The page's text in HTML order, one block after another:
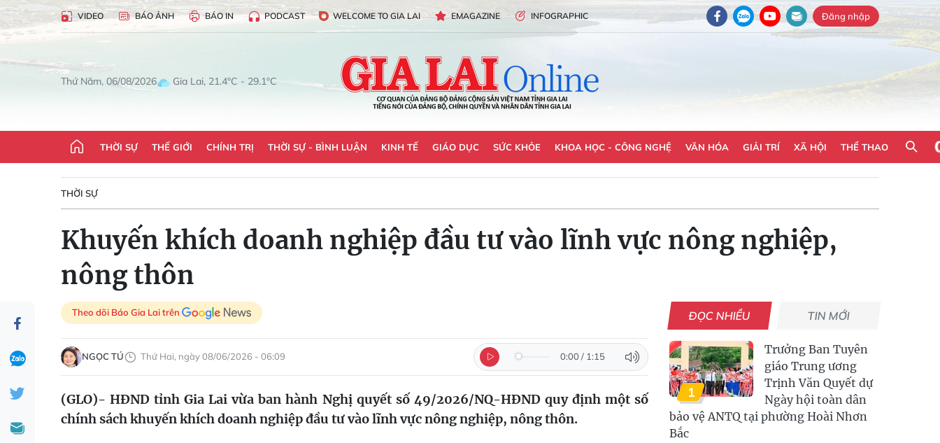
VIDEO BÁO ẢNH BÁO IN PODCAST WELCOME TO GIA LAI EMAGAZINE INFOGRAPHIC Đăng nhập
Thứ Năm, 06/08/2026 Gia Lai, 21.4°C - 29.1°C
THỜI SỰ THẾ GIỚI CHÍNH TRỊ THỜI SỰ - BÌNH LUẬN KINH TẾ GIÁO DỤC SỨC KHỎE KHOA HỌC - CÔNG NGHỆ VĂN HÓA GIẢI TRÍ XÃ HỘI THỂ THAO
THỜI SỰ
Khuyến khích doanh nghiệp đầu tư vào lĩnh vực nông nghiệp,
nông thôn
Theo dõi Báo Gia Lai trên
NGỌC TÚ Thứ Hai, ngày 08/06/2026 - 06:09 0:00 / 1:15
(GLO)- HĐND tỉnh Gia Lai vừa ban hành Nghị quyết số 49/2026/NQ-HĐND quy định một số
chính sách khuyến khích doanh nghiệp đầu tư vào lĩnh vực nông nghiệp, nông thôn.
ĐỌC NHIỀU TIN MỚI
1
Trưởng Ban Tuyên
giáo Trung ương
Trịnh Văn Quyết dự
Ngày hội toàn dân
bảo vệ ANTQ tại phường Hoài Nhơn
Bắc